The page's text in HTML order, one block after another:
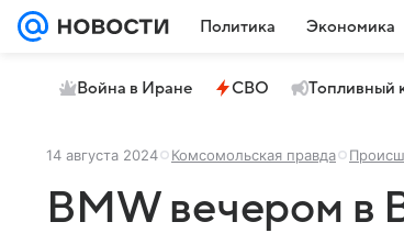
Политика Экономика
Война в Иране СВО Топливный
14 августа 2024 Комсомольская правда
BMW вечером в